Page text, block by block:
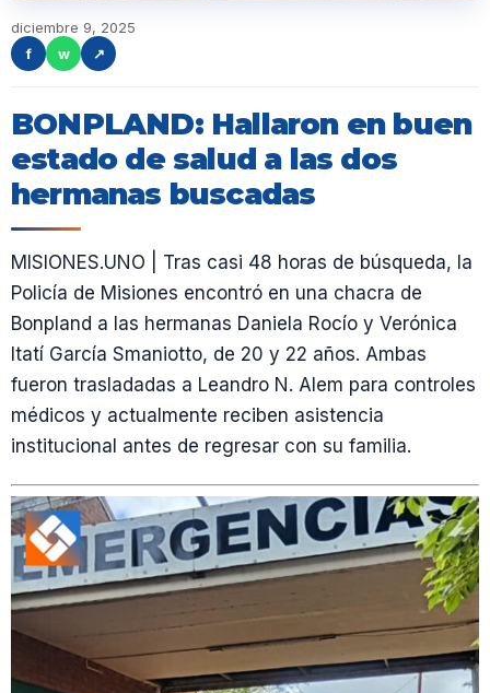
diciembre 9, 2025
f
w ↗
BONPLAND: Hallaron en buen
estado de salud a las dos
hermanas buscadas
MISIONES.UNO | Tras casi 48 horas de búsqueda, la
Policía de Misiones encontró en una chacra de
Bonpland a las hermanas Daniela Rocío y Verónica
Itatí García Smaniotto, de 20 y 22 años. Ambas
fueron trasladadas a Leandro N. Alem para controles
médicos y actualmente reciben asistencia
institucional antes de regresar con su familia.